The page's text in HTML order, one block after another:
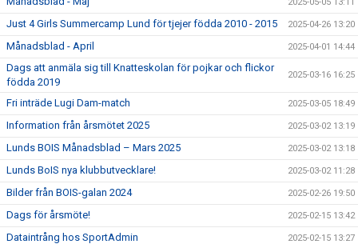
Just 4 Girls Summercamp Lund för tjejer födda 2010 - 2015 2025-04-26 13:20
Månadsblad - April 2025-04-01 14:44
Dags att anmäla sig till Knatteskolan för pojkar och flickor
födda 2019
2025-03-16 16:25
Fri inträde Lugi Dam-match 2025-03-05 18:49
Information från årsmötet 2025 2025-03-02 13:19
Lunds BOIS Månadsblad – Mars 2025 2025-03-02 13:18
Lunds BoIS nya klubbutvecklare! 2025-03-02 11:28
Bilder från BOIS-galan 2024 2025-02-26 19:50
Dags för årsmöte! 2025-02-15 13:42
Dataintrång hos SportAdmin 2025-02-15 13:27